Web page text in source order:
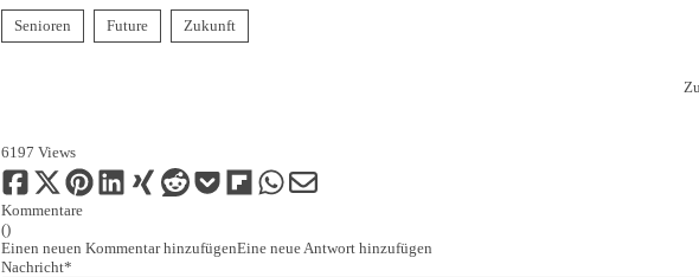
Senioren Future Zukunft
6197 Views
Kommentare
()
Einen neuen Kommentar hinzufügenEine neue Antwort hinzufügen
Nachricht*